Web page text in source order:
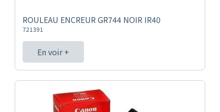
ROULEAU ENCREUR GR744 NOIR IR40
721391
En voir +